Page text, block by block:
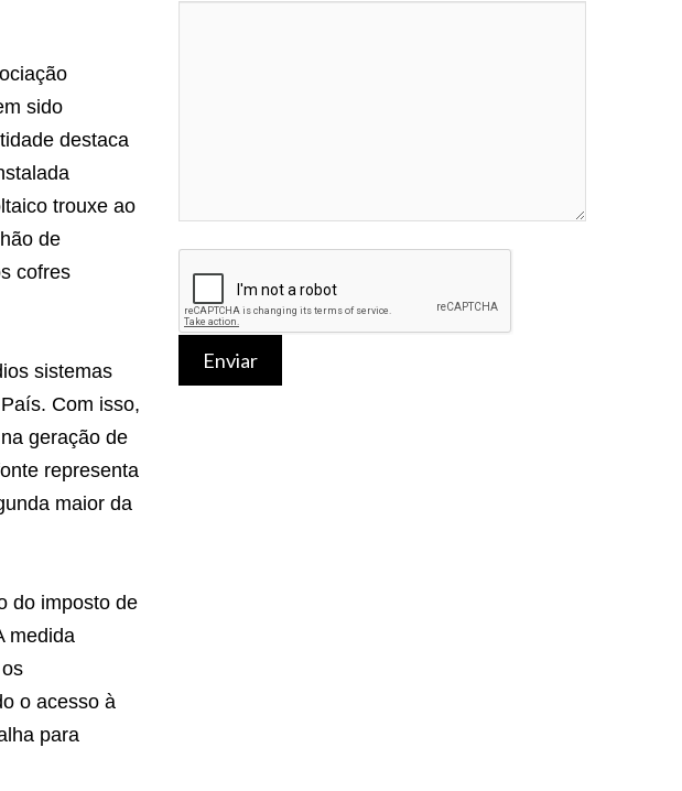
sido
destaca
trouxe ao
de
cofres
sistemas
Com isso,
geração de
representa
maior da
do imposto de
medida
o acesso à
para
Enviar